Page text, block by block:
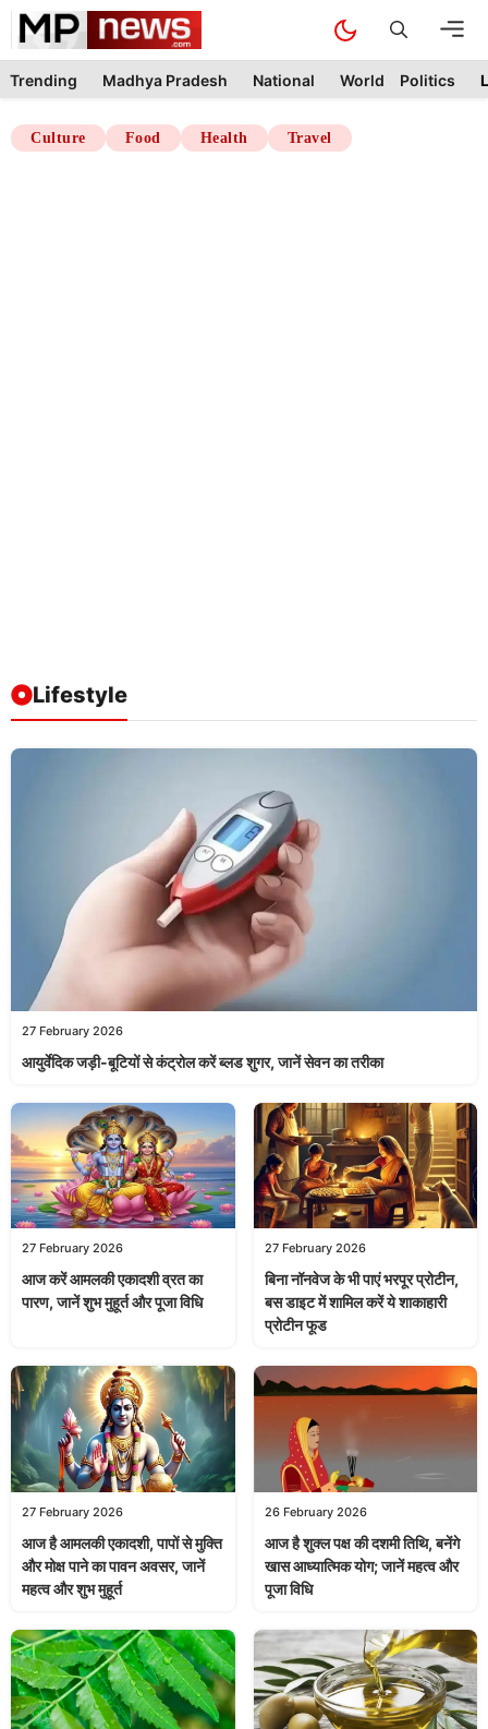
Skip
content
Trending Madhya Pradesh National World Politics
Culture Food Health Travel
Lifestyle
27 February 2026
आयुर्वेदिक जड़ी-बूटियों से कंट्रोल करें ब्लड शुगर, जानें सेवन का तरीका
27 February 2026
आज करें आमलकी एकादशी व्रत का
पारण, जानें शुभ मुहूर्त और पूजा विधि
27 February 2026
बिना नॉनवेज के भी पाएं भरपूर प्रोटीन,
बस डाइट में शामिल करें ये शाकाहारी
प्रोटीन फूड
27 February 2026
आज है आमलकी एकादशी, पापों से मुक्ति
और मोक्ष पाने का पावन अवसर, जानें
महत्व और शुभ मुहूर्त
26 February 2026
आज है शुक्ल पक्ष की दशमी तिथि, बनेंगे
खास आध्यात्मिक योग; जानें महत्व और
पूजा विधि